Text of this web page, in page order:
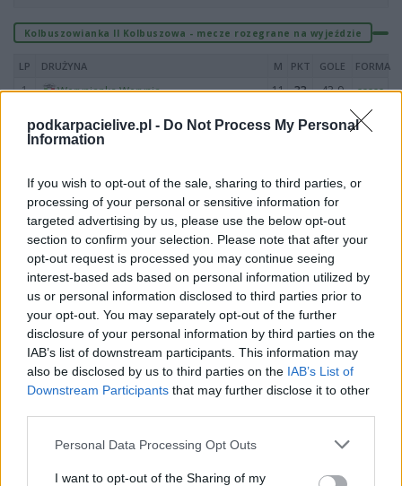
podkarpacielive.pl - Do Not Process My Personal
Information
If you wish to opt-out of the sale, sharing to third parties, or
processing of your personal or sensitive information for
targeted advertising by us, please use the below opt-out
section to confirm your selection. Please note that after your
opt-out request is processed you may continue seeing
interest-based ads based on personal information utilized by
us or personal information disclosed to third parties prior to
your opt-out. You may separately opt-out of the further
disclosure of your personal information by third parties on the
IAB’s list of downstream participants. This information may
also be disclosed by us to third parties on the IAB’s List of
Downstream Participants that may further disclose it to other
Please note that this website/app uses one or more Google
not limited to your visit or usage behaviour. You may click to
Personal Data Processing Opt Outs
I want to opt-out of the Sharing of my
Kolbuszowianka II Kolbuszowa - mecze rozegrane na wyjeździe
LP DRUŻYNA M PKT GOLE FORMA
1 Werynianka Werynia 11 33
43-9
Vigor Trzęsówka 11 24
Kolbuszowianka II Kolbuszowa
Huragan Przedbórz 15
19-18
6
KS Dzikowiec 11 15
30-24
7
Ceramika Hadykówka 11 15
12-14
LKS Hucina 11 13
25-36
Błękitni Komorów 11 10
13-31
10
Marmury Przyłęk 11 6
17-46
11
Ostrovia Ostrowy Baranowskie 11 4
12-54
12
Korona Majdan Królewski 11 3 15-51
Kolbuszowianka II Kolbuszowa - strzelcy bramek
PIŁKARZ BRAMKI